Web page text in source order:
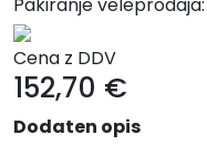
Cena z DDV
152,70 €
Dodaten opis